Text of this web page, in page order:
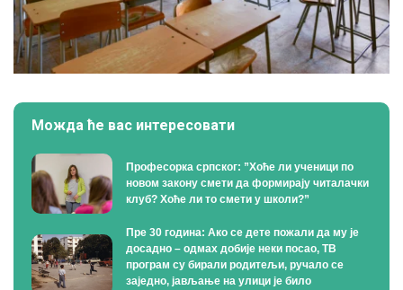
Можда ће вас интересовати
Професорка српског: ”Хоће ли ученици по
новом закону смети да формирају читалачки
клуб? Хоће ли то смети у школи?”
Пре 30 година: Ако се дете пожали да му је
досадно – одмах добије неки посао, ТВ
програм су бирали родитељи, ручало се
заједно, јављање на улици је било